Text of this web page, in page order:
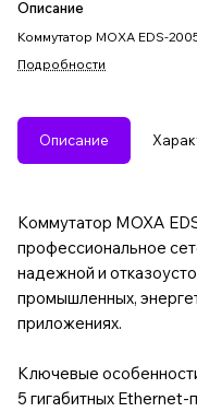
Описание
Коммутатор MOXA EDS-
Подробности
Описание
Коммутатор MOXA
профессиональное
надежной и
промышленных,
приложениях.
Ключевые
5 гигабитных